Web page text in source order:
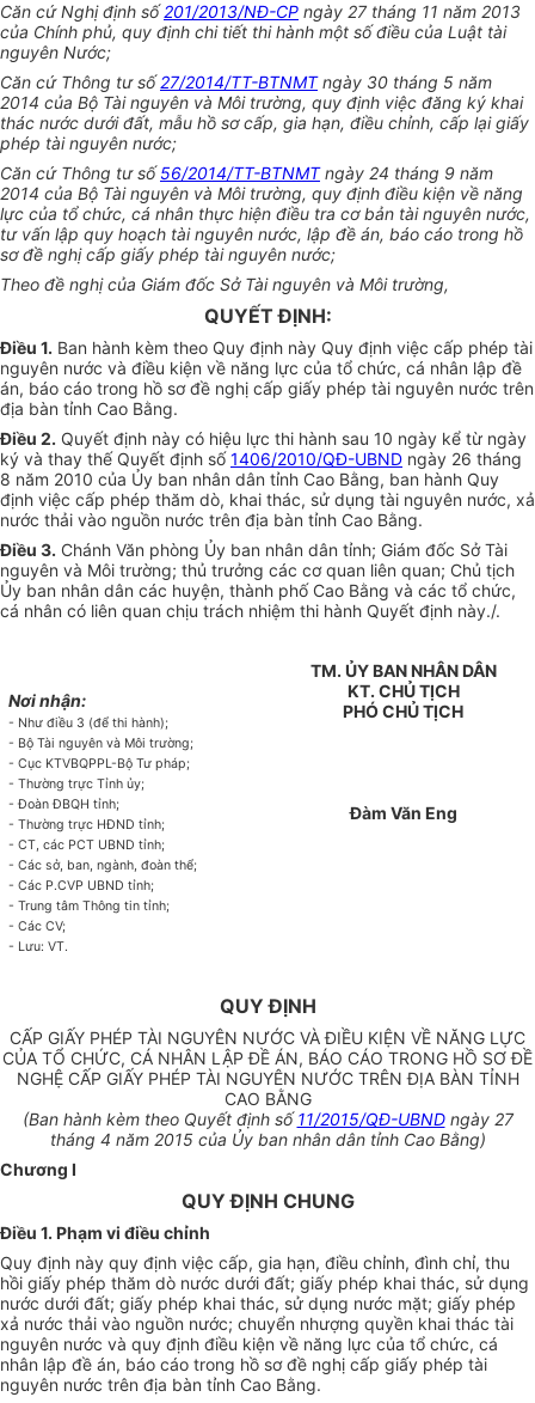
Căn cứ Nghị định số201/2013/NĐ-CP ngày 27 tháng 11 năm 2013
của Chính phủ, quy định chi tiết thi hành một số điều của Luật tài
nguyên Nước;
Căn cứ Thông tư số27/2014/TT-BTNMTngày 30 tháng 5 năm
2014 của Bộ Tài nguyên và Môi trường, quy định việc đăng ký khai
thác nước dưới đất, mẫu hồ sơ cấp, gia hạn, điều chỉnh, cấp lại giấy
phép tài nguyên nước;
Căn cứ Thông tư số56/2014/TT-BTNMTngày 24 tháng 9 năm
2014 của Bộ Tài nguyên và Môi trường, quy định điều kiện về năng
lực của tổ chức, cá nhân thực hiện điều tra cơ bản tài nguyên nước,
tư vấn lập quy hoạch tài nguyên nước, lập đề án, báo cáo trong hồ
sơ đề nghị cấp giấy phép tài nguyên nước;
Theo đề nghị của Giám đốc Sở Tài nguyên và Môi trường,
QUYẾT ĐỊNH:
Điều 1. Ban hành kèm theo Quy định này Quy định việc cấp phép tài
nguyên nước và điều kiện về năng lực của tổ chức, cá nhân lập đề
án, báo cáo trong hồ sơ đề nghị cấp giấy phép tài nguyên nước trên
địa bàn tỉnh Cao Bằng.
Điều 2. Quyết định này có hiệu lực thi hành sau 10 ngày kể từ ngày
ký và thay thế Quyết định số1406/2010/QĐ-UBND ngày 26 tháng
8 năm 2010 của Ủy ban nhân dân tỉnh Cao Bằng, ban hành Quy
định việc cấp phép thăm dò, khai thác, sử dụng tài nguyên nước, xả
nước thải vào nguồn nước trên địa bàn tỉnh Cao Bằng.
Điều 3. Chánh Văn phòng Ủy ban nhân dân tỉnh; Giám đốc Sở Tài
nguyên và Môi trường; thủ trưởng các cơ quan liên quan; Chủ tịch
Ủy ban nhân dân các huyện, thành phố Cao Bằng và các tổ chức,
cá nhân có liên quan chịu trách nhiệm thi hành Quyết định này./.
Nơi nhận:
- Như điều 3 (để thi hành);
- Bộ Tài nguyên và Môi trường;
- Cục KTVBQPPL-Bộ Tư pháp;
- Thường trực Tỉnh ủy;
- Đoàn ĐBQH tỉnh;
- Thường trực HĐND tỉnh;
- CT, các PCT UBND tỉnh;
- Các sở, ban, ngành, đoàn thể;
- Các P.CVP UBND tỉnh;
- Trung tâm Thông tin tỉnh;
- Các CV;
- Lưu: VT.
TM. ỦY BAN NHÂN DÂN
KT. CHỦ TỊCH
PHÓ CHỦ TỊCH
Đàm Văn Eng
QUY ĐỊNH
CẤP GIẤY PHÉP TÀI NGUYÊN NƯỚC VÀ ĐIỀU KIỆN VỀ NĂNG LỰC
CỦA TỔ CHỨC, CÁ NHÂN LẬP ĐỀ ÁN, BÁO CÁO TRONG HỒ SƠ ĐỀ
NGHỆ CẤP GIẤY PHÉP TÀI NGUYÊN NƯỚC TRÊN ĐỊA BÀN TỈNH
CAO BẰNG
(Ban hành kèm theo Quyết định số11/2015/QĐ-UBNDngày 27
tháng 4 năm 2015 của Ủy ban nhân dân tỉnh Cao Bằng)
Chương I
QUY ĐỊNH CHUNG
Điều 1. Phạm vi điều chỉnh
Quy định này quy định việc cấp, gia hạn, điều chỉnh, đình chỉ, thu
hồi giấy phép thăm dò nước dưới đất; giấy phép khai thác, sử dụng
nước dưới đất; giấy phép khai thác, sử dụng nước mặt; giấy phép
xả nước thải vào nguồn nước; chuyển nhượng quyền khai thác tài
nguyên nước và quy định điều kiện về năng lực của tổ chức, cá
nhân lập đề án, báo cáo trong hồ sơ đề nghị cấp giấy phép tài
nguyên nước trên địa bàn tỉnh Cao Bằng.